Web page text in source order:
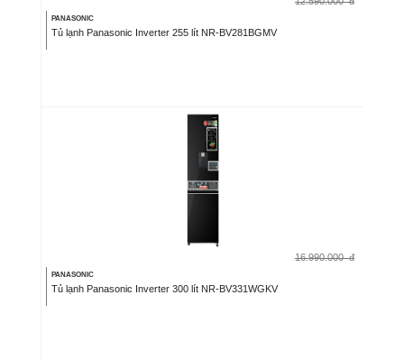
PANASONIC
Tủ lạnh Panasonic Inverter 255 lít NR-BV281BGMV
16.990.000 đ
PANASONIC
Tủ lạnh Panasonic Inverter 300 lít NR-BV331WGKV